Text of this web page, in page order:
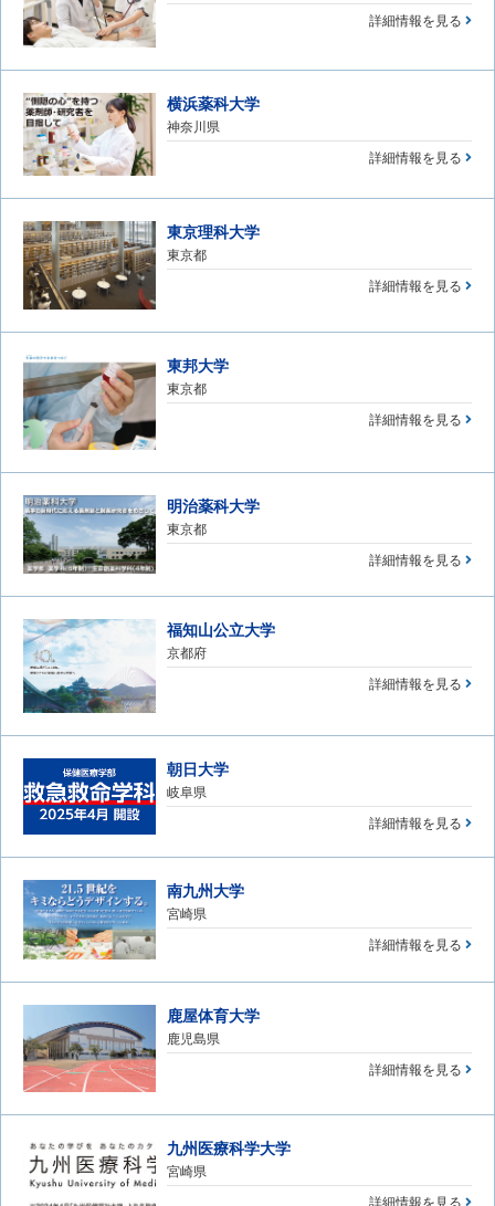
詳細情報を見る
横浜薬科大学
神奈川県
詳細情報を見る
東京理科大学
東京都
詳細情報を見る
東邦大学
東京都
詳細情報を見る
明治薬科大学
東京都
詳細情報を見る
福知山公立大学
京都府
詳細情報を見る
朝日大学
岐阜県
詳細情報を見る
南九州大学
宮崎県
詳細情報を見る
鹿屋体育大学
鹿児島県
詳細情報を見る
九州医療科学大学
宮崎県
詳細情報を見る